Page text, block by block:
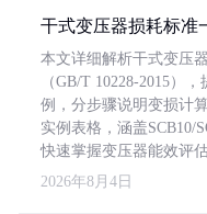
干式变压器损耗标准
本文详细解析干式变压
（GB/T 10228-2015）
例，分步骤说明变损计
实例表格，涵盖SCB10/
快速掌握变压器能效评估
2026年8月4日